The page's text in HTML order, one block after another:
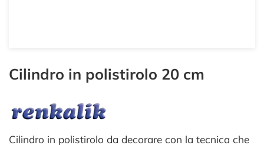
Cilindro in polistirolo 20 cm
Cilindro in polistirolo da decorare con la tecnica che